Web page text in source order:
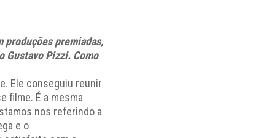
produções premiadas,
Gustavo Pizzi. Como
Ele conseguiu reunir
filme. É a mesma
nos referindo a
e o